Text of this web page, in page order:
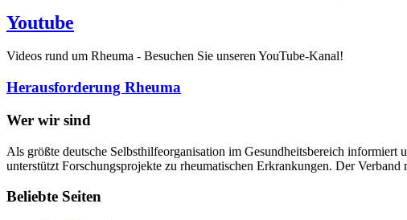
Youtube
Videos rund um Rheuma - Besuchen Sie unseren YouTube-Kanal!
Herausforderung Rheuma
Wer wir sind
Als größte deutsche Selbsthilfeorganisation im Gesundheitsbereich
unterstützt Forschungsprojekte zu rheumatischen Erkrankungen. Der
Beliebte Seiten